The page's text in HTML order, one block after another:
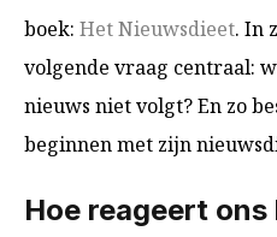
boek: Het Nieuwsdieet. In
volgende vraag centraal:
nieuws niet volgt? En zo
beginnen met zijn
Hoe reageert ons